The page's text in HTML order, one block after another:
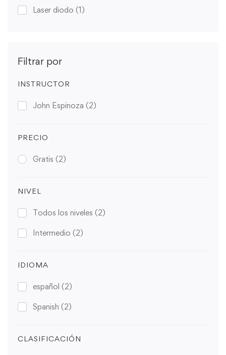
Laser diodo (1)
Filtrar por
INSTRUCTOR
John Espinoza (2)
PRECIO
Gratis (2)
NIVEL
Todos los niveles (2)
Intermedio (2)
IDIOMA
español (2)
Spanish (2)
CLASIFICACIÓN